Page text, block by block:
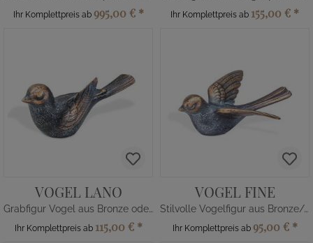
Ihr Komplettpreis ab 995,00 € * Ihr Komplettpreis ab 155,00 € *
VOGEL LANO
Grabfigur Vogel aus Bronze oder Alu
Ihr Komplettpreis ab 115,00 € *
VOGEL FINE
Stilvolle Vogelfigur aus Bronze/Alu
Ihr Komplettpreis ab 95,00 € *